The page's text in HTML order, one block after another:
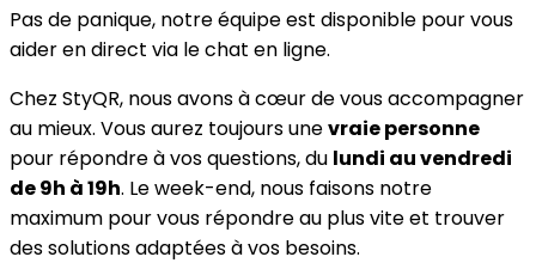
Pas de panique, notre équipe est disponible pour vous
aider en direct via le chat en ligne.
Chez StyQR, nous avons à cœur de vous accompagner
au mieux. Vous aurez toujours unevraie personne
pour répondre à vos questions, du lundi au vendredi
de 9h à 19h. Le week-end, nous faisons notre
maximum pour vous répondre au plus vite et trouver
des solutions adaptées à vos besoins.